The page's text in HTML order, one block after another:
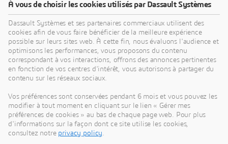
À propos de Dassault Systèmes
Dassault Systèmes est un accélérateur de progrès
humain. Depuis 1981, l'entreprise est pionnière
dans la création de mondes virtuels pour améliorer
la vie réelle des consommateurs, des patients et
3DEXPERIENCE, ses jumeaux virtuels augmentés
par l'IA et ancrés dans la science aident 390 000
entreprises, de toutes tailles et de tous secteurs, à
À vous de choisir les cookies utilisés par Dassault Systèmes
Dassault Systèmes et ses partenaires commerciaux utilisent des
cookies afin de vous faire bénéficier de la meilleure expérience
possible sur leurs sites web. À cette fin, nous évaluons l'audience et
optimisons les performances, vous proposons du contenu
correspondant à vos interactions, offrons des annonces pertinentes
en fonction de vos centres d'intérêt, vous autorisons à partager du
contenu sur les réseaux sociaux.
Vos préférences sont conservées pendant 6 mois et vous pouvez les
modifier à tout moment en cliquant sur le lien « Gérer mes
préférences de cookies » au bas de chaque page web. Pour plus
d'informations sur la façon dont ce site utilise les cookies,
consultez notre privacy policy.